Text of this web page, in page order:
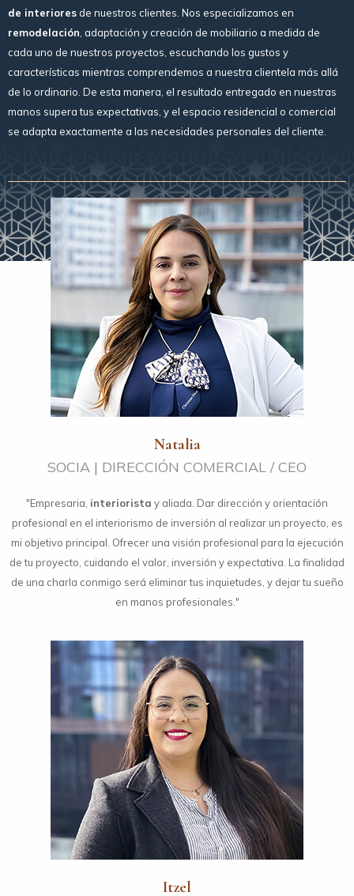
de interiores de nuestros clientes. Nos especializamos en
remodelación , adaptación y creación de mobiliario a medida de
cada uno de nuestros proyectos, escuchando los gustos y
características mientras comprendemos a nuestra clientela más allá
de lo ordinario. De esta manera, el resultado entregado en nuestras
manos supera tus expectativas, y el espacio residencial o comercial
se adapta exactamente a las necesidades personales del cliente.
Natalia
SOCIA | DIRECCIÓN COMERCIAL / CEO
"Empresaria, interiorista y aliada. Dar dirección y orientación
profesional en el interiorismo de inversión al realizar un proyecto, es
mi objetivo principal. Ofrecer una visión profesional para la ejecución
de tu proyecto, cuidando el valor, inversión y expectativa. La finalidad
de una charla conmigo será eliminar tus inquietudes, y dejar tu sueño
en manos profesionales."
Itzel